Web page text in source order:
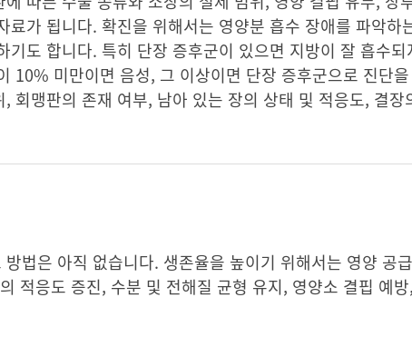
료가 됩니다. 확진을 위해서는 영양분 흡수 장애를 파악하
도 합니다. 특히 단장 증후군이 있으면 지방이 잘 흡수
10% 미만이면 음성, 그 이상이면 단장 증후군으로 진단
회맹판의 존재 여부, 남아 있는 장의 상태 및 적응도, 결
법은 아직 없습니다. 생존율을 높이기 위해서는 영양 공
적응도 증진, 수분 및 전해질 균형 유지, 영양소 결핍 예